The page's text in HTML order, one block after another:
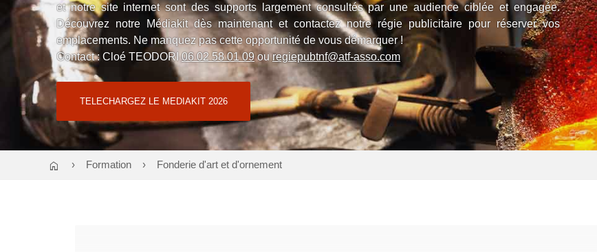
et notre site internet sont des supports largement consultés par une audience ciblée et engagée.
Découvrez notre Médiakit dès maintenant et contactez notre régie publicitaire pour réserver vos
emplacements. Ne manquez pas cette opportunité de vous démarquer !
Contact : Cloé TEODORI 06 02 58 01 09ouregiepubtnf@atf-asso.com
TELECHARGEZ LE MEDIAKIT 2026
home Formation Fonderie d'art et d'ornement